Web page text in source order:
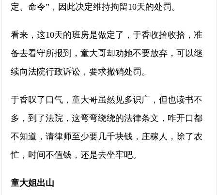
定、命令”，因此决定维持拘留10天的处罚。
看来，这10天的班房是做定了，于香收拾收拾，准
备去看守所报到，童大哥却劝她不要放弃，可以继
续向法院行政诉讼，要求撤销处罚。
于香叹了口气，童大哥虽然见多识广，但也读书不
多，到了法院，这弯弯绕绕的法律条文，咋开口都
不知道，请律师至少要几千块钱，庄稼人，除了农
忙，时间不值钱，还是去坐牢吧。
童大姐出山